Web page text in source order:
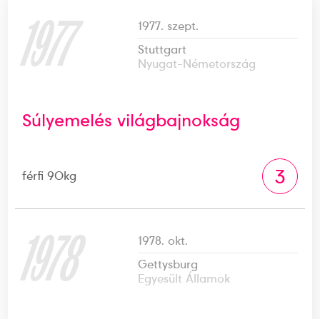
1977
1977. szept.
Stuttgart
Nyugat-Németország
Súlyemelés világbajnokság
férfi 90kg 3
1978
1978. okt.
Gettysburg
Egyesült Államok